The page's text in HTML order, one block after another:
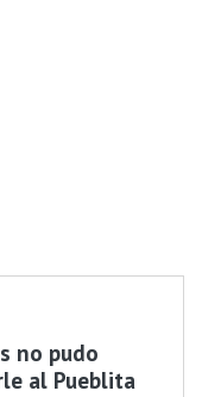
no pudo
al Pueblita